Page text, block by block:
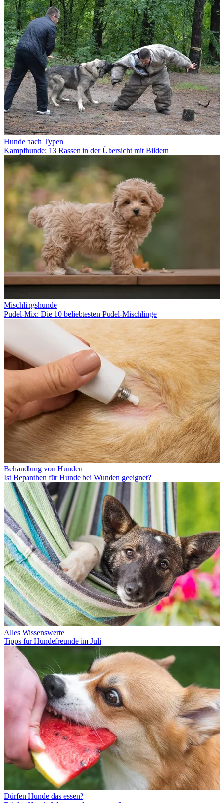
Hunde nach Typen
Kampfhunde: 13 Rassen in der Übersicht mit Bildern
Mischlingshunde
Pudel-Mix: Die 10 beliebtesten Pudel-Mischlinge
Behandlung von Hunden
Ist Bepanthen für Hunde bei Wunden geeignet?
Alles Wissenswerte
Tipps für Hundefreunde im Juli
Dürfen Hunde das essen?